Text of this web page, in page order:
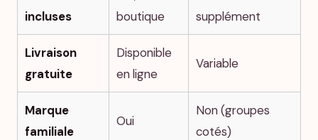
incluses
boutique
supplément
Livraison
gratuite
Disponible
en ligne
Variable
Marque
familiale
Oui
Non (groupes
cotés)